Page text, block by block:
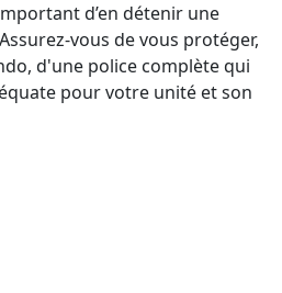
d’en détenir une
vous de vous protéger,
d'une police complète qui
pour votre unité et son